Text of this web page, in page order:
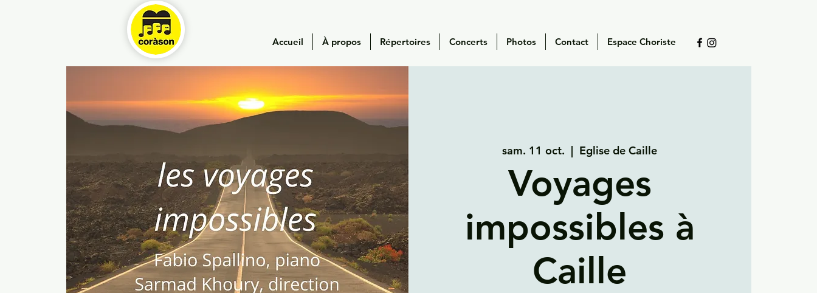
Accueil À propos Répertoires Concerts Photos Contact Espace Choriste
sam. 11 oct.
  |
Eglise de Caille
Voyages
impossibles à
Caille